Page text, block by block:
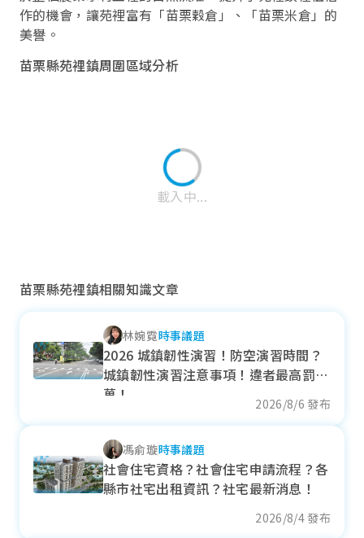
作的機會，讓苑裡富有「苗栗穀倉」、「苗栗米倉」的
美譽。
苗栗縣苑裡鎮周圍區域分析
載入中...
通霄鎮
近一年成交單價
各季房價趨勢
苗栗縣苑裡鎮相關知識文章
林婉霓時事議題
2026 城鎮韌性演習！防空演習時間？
城鎮韌性演習注意事項！違者最高罰15
萬！
2026/8/6 發布
馮俞璇時事議題
社會住宅資格？社會住宅申請流程？各
縣市社宅出租資訊？社宅最新消息！
2026/8/4 發布